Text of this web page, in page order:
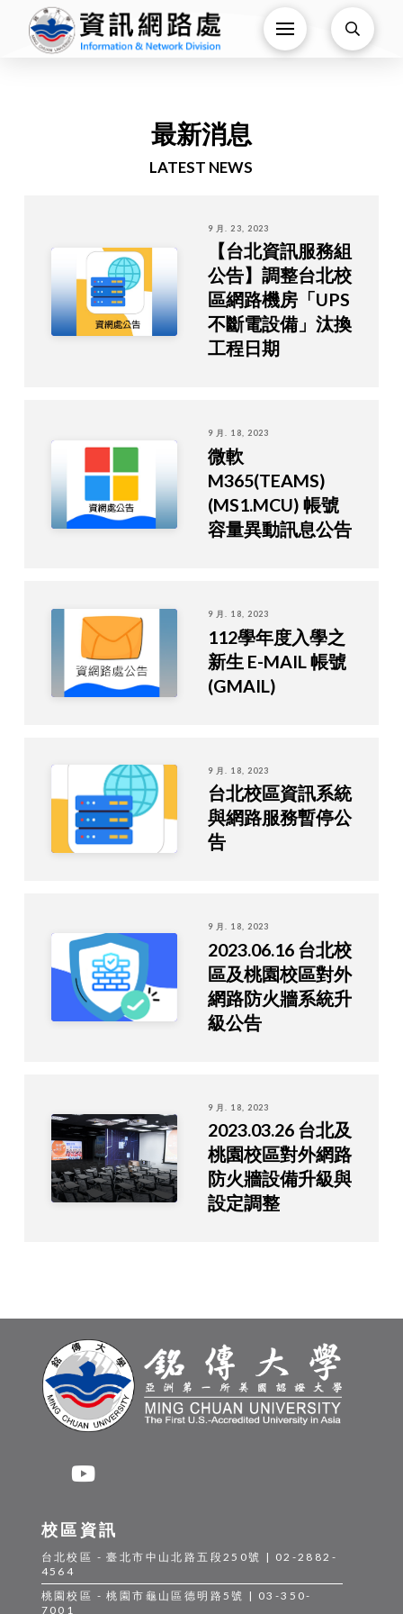
最新消息
LATEST NEWS
9 月. 23, 2023
【台北資訊服務組
公告】調整台北校
區網路機房「UPS
不斷電設備」汰換
工程日期
9 月. 18, 2023
微軟
M365(TEAMS)
(MS1.MCU) 帳號
容量異動訊息公告
9 月. 18, 2023
112學年度入學之
新生 E-MAIL 帳號
(GMAIL)
9 月. 18, 2023
台北校區資訊系統
與網路服務暫停公
告
9 月. 18, 2023
2023.06.16 台北校
區及桃園校區對外
網路防火牆系統升
級公告
9 月. 18, 2023
2023.03.26 台北及
桃園校區對外網路
防火牆設備升級與
設定調整
校區資訊
台北校區 - 臺北市中山北路五段250號 | 02-2882-
4564
桃園校區 - 桃園市龜山區德明路5號 | 03-350-
7001